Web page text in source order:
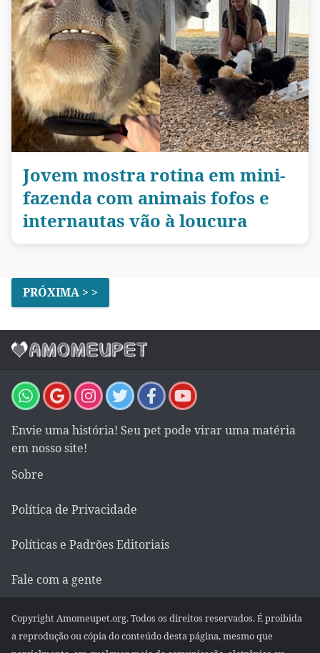
Jovem mostra rotina em mini-
fazenda com animais fofos e
internautas vão à loucura
PRÓXIMA > >
Envie uma história! Seu pet pode virar uma matéria
em nosso site!
Sobre
Política de Privacidade
Políticas e Padrões Editoriais
Fale com a gente
Copyright Amomeupet.org. Todos os direitos reservados. É proibida
a reprodução ou cópia do conteúdo desta página, mesmo que